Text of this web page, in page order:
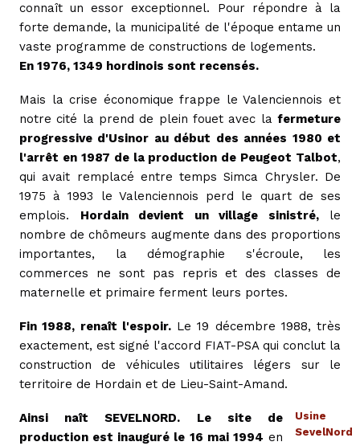
connaît un essor exceptionnel. Pour répondre à la
forte demande, la municipalité de l'époque entame un
vaste programme de constructions de logements.
En 1976, 1349 hordinois sont recensés.
Mais la crise économique frappe le Valenciennois et
notre cité la prend de plein fouet avec la fermeture
progressive d'Usinor au début des années 1980 et
l'arrêt en 1987 de la production de Peugeot Talbot,
qui avait remplacé entre temps Simca Chrysler. De
1975 à 1993 le Valenciennois perd le quart de ses
emplois. Hordain devient un village sinistré,le
nombre de chômeurs augmente dans des proportions
importantes, la démographie s'écroule, les
commerces ne sont pas repris et des classes de
maternelle et primaire ferment leurs portes.
Fin 1988, renaît l'espoir.Le 19 décembre 1988, très
exactement, est signé l'accord FIAT-PSA qui conclut la
construction de véhicules utilitaires légers sur le
territoire de Hordain et de Lieu-Saint-Amand.
Usine
SevelNord
Ainsi naît SEVELNORD. Le site de
production est inauguré le 16 mai 1994 en